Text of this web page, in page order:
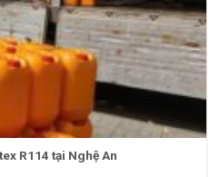
R114 tại Nghệ An